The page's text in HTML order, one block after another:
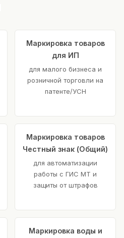
Маркировка товаров
для ИП
для малого бизнеса и
розничной торговли на
патенте/УСН
Маркировка товаров
Честный знак (Общий)
для автоматизации
работы с ГИС МТ и
защиты от штрафов
Маркировка воды и